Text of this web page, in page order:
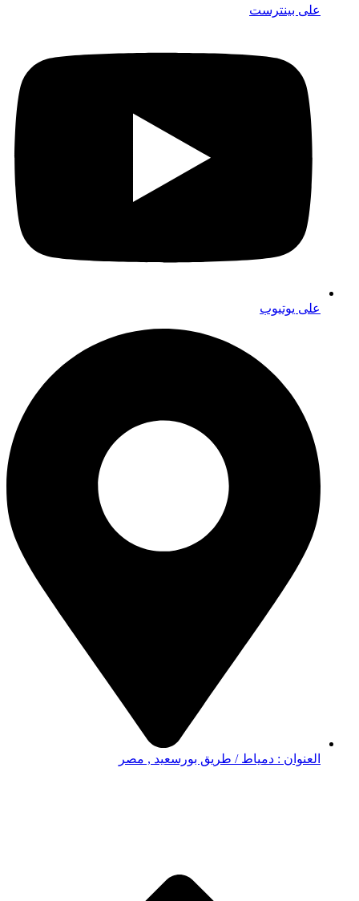
على بينترست
على يوتيوب
العنوان : دمياط / طريق بورسعيد , مصر